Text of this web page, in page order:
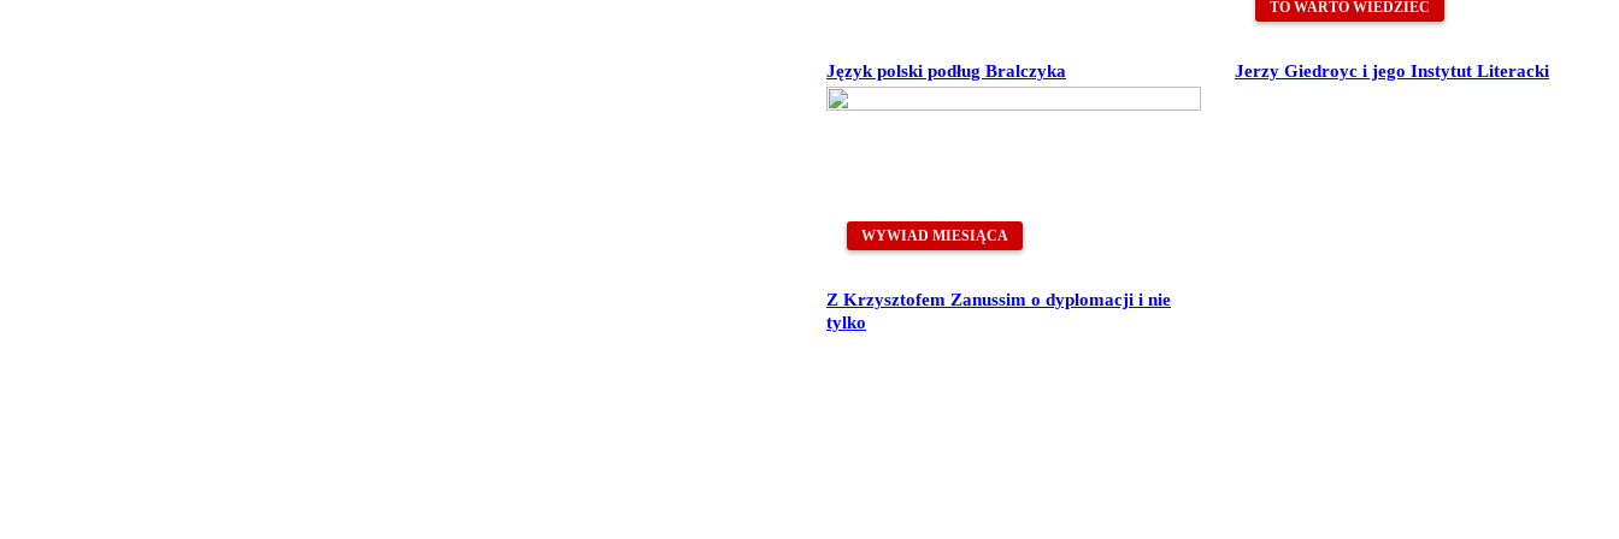
Język polski podług Bralczyka
TO WARTO WIEDZIEĆ
Jerzy Giedroyc i jego Instytut Literacki
WYWIAD MIESIĄCA
Z Krzysztofem Zanussim o dyplomacji i nie
tylko